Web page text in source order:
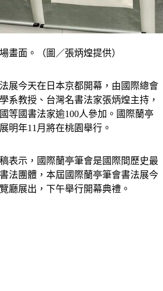
畫面。（圖／張炳煌提供）
展今天在日本京都開幕，由國際總會
系教授、台灣名書法家張炳煌主持，
等國書法家逾100人參加。國際蘭亭
明年11月將在桃園舉行。
表示，國際蘭亭筆會是國際間歷史最
法團體，本屆國際蘭亭筆會書法展今
廳展出，下午舉行開幕典禮。